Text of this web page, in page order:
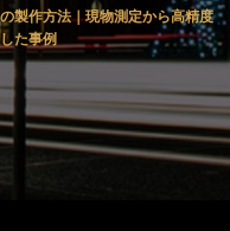
製作方法｜現物測定から高精度
た事例